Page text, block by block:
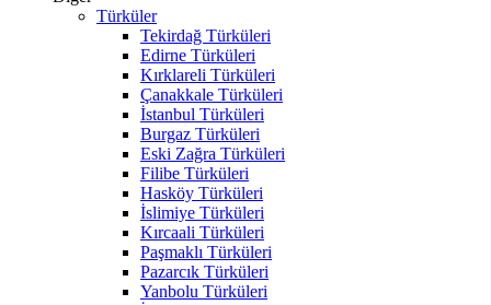
Türküler
Tekirdağ Türküleri
Edirne Türküleri
Kırklareli Türküleri
Çanakkale Türküleri
İstanbul Türküleri
Burgaz Türküleri
Eski Zağra Türküleri
Filibe Türküleri
Hasköy Türküleri
İslimiye Türküleri
Kırcaali Türküleri
Paşmaklı Türküleri
Pazarcık Türküleri
Yanbolu Türküleri